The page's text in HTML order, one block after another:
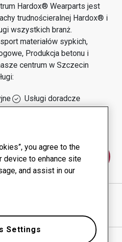
Hardox® Wearparts jest
trudnościeralnej Hardox® i
wszystkich branż.
materiałów sypkich,
Produkcja betonu i
centrum w Szczecin
Usługi doradcze
się z nami
you agree to the
device to enhance site
and assist in our
Settings